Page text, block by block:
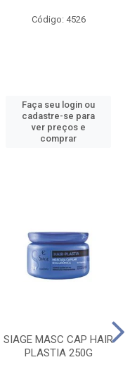
Código: 4526
Faça seu login ou
cadastre-se para
ver preços e
comprar
SIAGE MASC CAP HAIR
PLASTIA 250G